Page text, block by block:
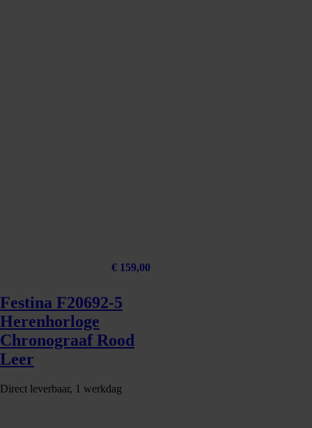
€ 159,00
Festina F20692-5
Herenhorloge
Chronograaf Rood
Leer
Direct leverbaar, 1 werkdag